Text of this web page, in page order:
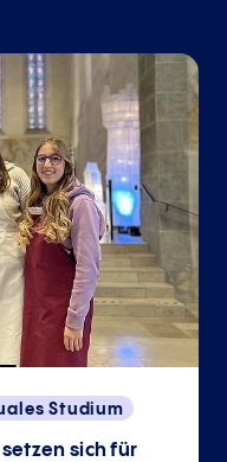
Studium
sich für